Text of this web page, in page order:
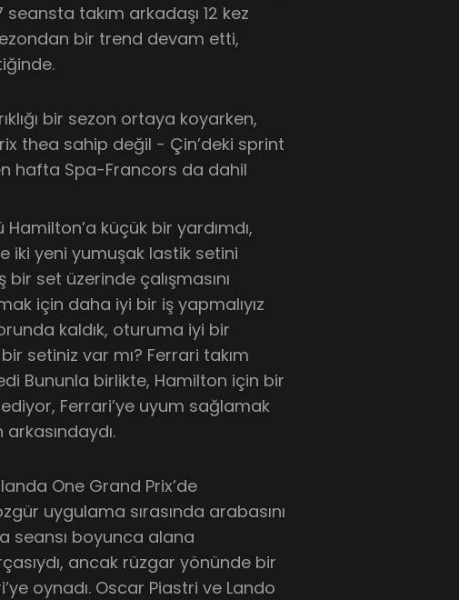
takım arkadaşı 12 kez
bir trend devam etti,
bir sezon ortaya koyarken,
thea sahip değil - Çin’deki sprint
hafta Spa-Francors da dahil
küçük bir yardımdı,
iki yeni yumuşak lastik setini
bir set üzerinde çalışmasını
için daha iyi bir iş yapmalıyız
kaldık, oturuma iyi bir
setiniz var mı? Ferrari takım
Bununla birlikte, Hamilton için bir
Ferrari’ye uyum sağlamak
One Grand Prix’de
uygulama sırasında arabasını
seansı boyunca alana
ancak rüzgar yönünde bir
oynadı. Oscar Piastri ve Lando